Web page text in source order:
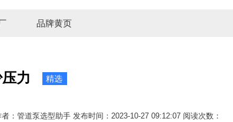
品牌黄页
力 精选
：管道泵选型助手 发布时间：2023-10-27 09:12:07 阅读次数：